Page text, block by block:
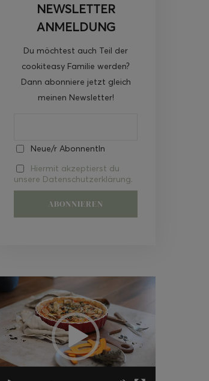
NEWSLETTER
ANMELDUNG
Du möchtest auch Teil der
cookiteasy Familie werden?
Dann abonniere jetzt gleich
meinen Newsletter!
Neue/r AbonnentIn
Hiermit akzeptierst du
unsere Datenschutzerklärung.
Video-
Player